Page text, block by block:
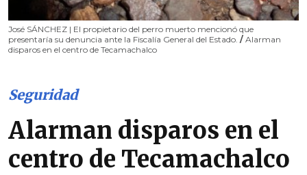
José SÁNCHEZ | El propietario del perro muerto mencionó que
presentaría su denuncia ante la Fiscalía General del Estado. / Alarman
disparos en el centro de Tecamachalco
Seguridad
Alarman disparos en el
centro de Tecamachalco